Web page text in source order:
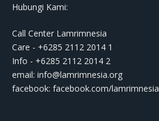
Hubungi Kami:
Call Center Lamrimnesia
Care - +6285 2112 2014 1
Info - +6285 2112 2014 2
email: info@lamrimnesia.org
facebook: facebook.com/lamrimnesia